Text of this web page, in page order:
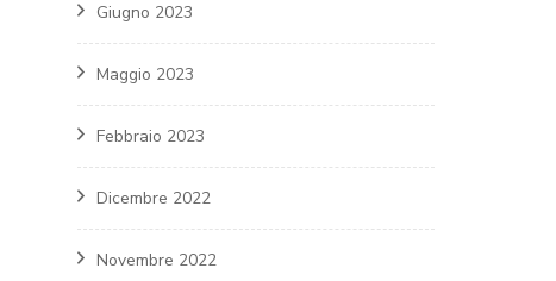
Giugno 2023
Maggio 2023
Febbraio 2023
Dicembre 2022
Novembre 2022